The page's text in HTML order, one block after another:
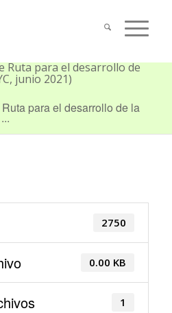
Ruta para el desarrollo de
junio 2021)
para el desarrollo de la
2750
0.00 KB
1